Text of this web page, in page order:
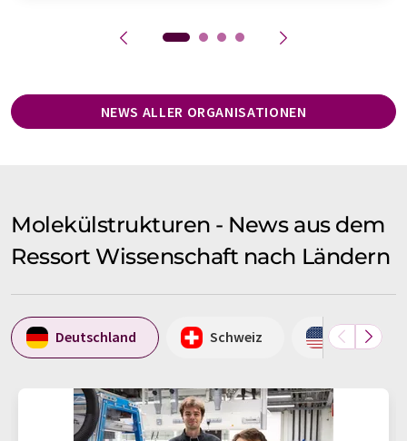
NEWS ALLER ORGANISATIONEN
Molekülstrukturen - News aus dem
Ressort Wissenschaft nach Ländern
Deutschland Schweiz USA